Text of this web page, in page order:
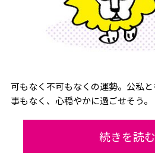
可もなく不可もなくの運勢。公私
事もなく、心穏やかに過ごせそう。
続きを読む